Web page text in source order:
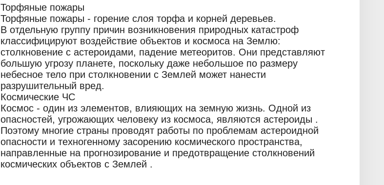
Торфяные пожары
Торфяные пожары - горение слоя торфа и корней деревьев.
В отдельную группу причин возникновения природных катастроф
классифицируют воздействие объектов и космоса на Землю:
столкновение с астероидами, падение метеоритов. Они представляют
большую угрозу планете, поскольку даже небольшое по размеру
небесное тело при столкновении с Землей может нанести
разрушительный вред.
Космические ЧС
Космос - один из элементов, влияющих на земную жизнь. Одной из
опасностей, угрожающих человеку из космоса, являются астероиды .
Поэтому многие страны проводят работы по проблемам астероидной
опасности и техногенному засорению космического пространства,
направленные на прогнозирование и предотвращение столкновений
космических объектов с Землей .